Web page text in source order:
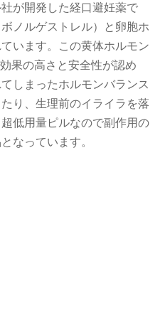
が開発した経口避妊薬で
ノルゲストレル）と卵胞ホ
います。この黄体ホルモン
果の高さと安全性が認め
しまったホルモンバランス
り、生理前のイライラを落
低用量ピルなので副作用の
なっています。